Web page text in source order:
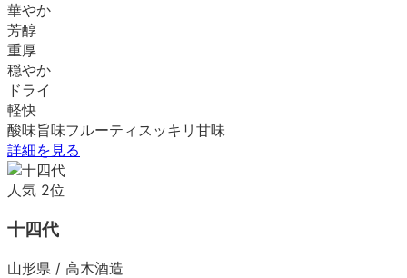
華やか
芳醇
重厚
穏やか
ドライ
軽快
酸味旨味フルーティ スッキリ 甘味
詳細を見る
人気 2位
十四代
山形県 / 高木酒造